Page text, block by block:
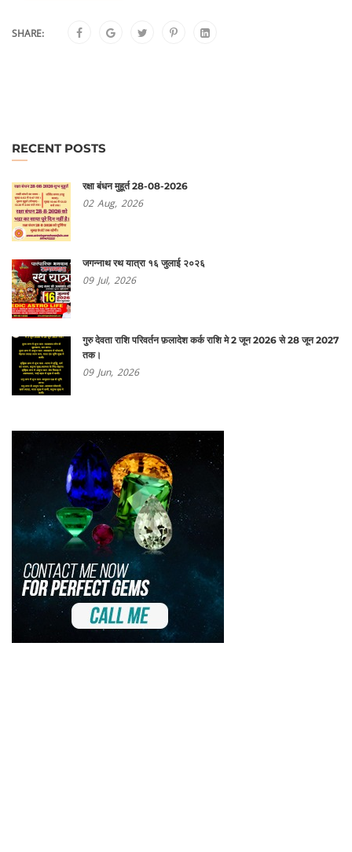
SHARE:
RECENT POSTS
रक्षा बंधन मुहूर्त 28-08-2026
02 Aug, 2026
जगन्नाथ रथ यात्रा १६ जुलाई २०२६
09 Jul, 2026
गुरु देवता राशि परिवर्तन फ़लादेश कर्क राशि मे 2 जून 2026 से 28 जून 2027
तक।
09 Jun, 2026